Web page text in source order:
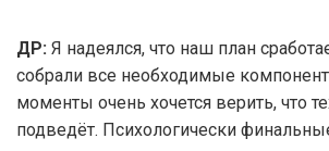
ДР: Я надеялся, что наш план
собрали все необходимые
моменты очень хочется верить, что
подведёт. Психологически